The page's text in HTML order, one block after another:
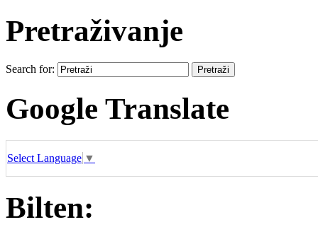
Pretraživanje
Search for:
Google Translate
Select Language ▼
Bilten: